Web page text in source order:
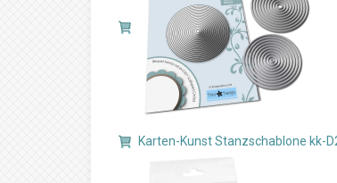
Karten-Kunst Stanzschablone kk-